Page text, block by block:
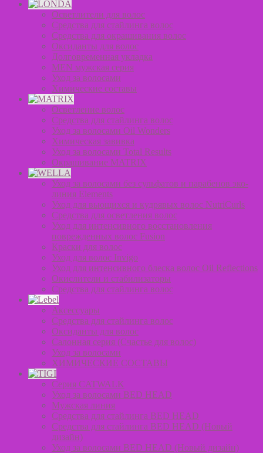
Осветлители для волос
Средства для стайлинга волос
Средства для окрашивания волос
Оксиданты для волос
Долговременная укладка
MEN мужская серия
Уход за волосами
Химические составы
Осветление волос
Средства для стайлинга волос
Уход за волосами Oil Wonders
Химическая завивка
Уход за волосами Total Results
Окрашивание MATRIX
Уход за волосами без сульфатов и парабенов эко-
линия Elements
Уход для вьющихся и кудрявых волос NutriCurls
Средства для осветления волос
Уход для интенсивного восстановления
поврежденных волос Fusion
Краски для волос
Уход для волос Invigo
Уход для интенсивного блеска волос Oil Reflections
Окислители и стабилизаторы
Средства для стайлинга волос
Аксессуары
Средства для стайлинга волос
Оксиданты для волос
Салонная серия (Счастье для волос)
Уход за волосами
ХИМИЧЕСКИЕ СОСТАВЫ
Серия CATWALK
Уход за волосами BED HEAD
Мужская линия
Средства для стайлинга BED HEAD
Средства для стайлинга BED HEAD (Новый
дизайн)
Уход за волосами BED HEAD (Новый дизайн)